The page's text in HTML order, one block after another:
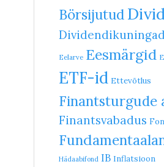
Börsijutud
Dividendikuningad
Eelarve Eesmärgid
ETF-id Ettevõtlus
Finantsturgude
Finantsvabadus
Hädaabifond IB Inflatsioon